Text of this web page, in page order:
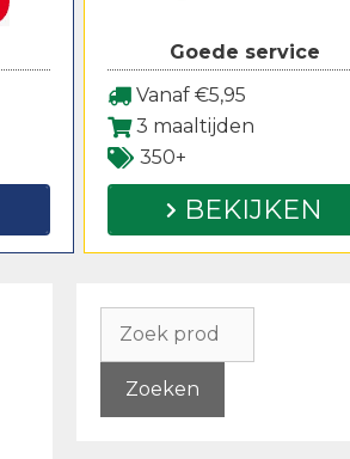
Goede service
Vanaf €5,95
3 maaltijden
350+
BEKIJKEN
naar:
Zoeken